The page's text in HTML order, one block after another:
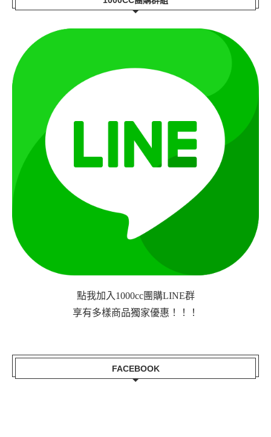
點我加入1000cc團購LINE群
享有多樣商品獨家優惠！！！
FACEBOOK